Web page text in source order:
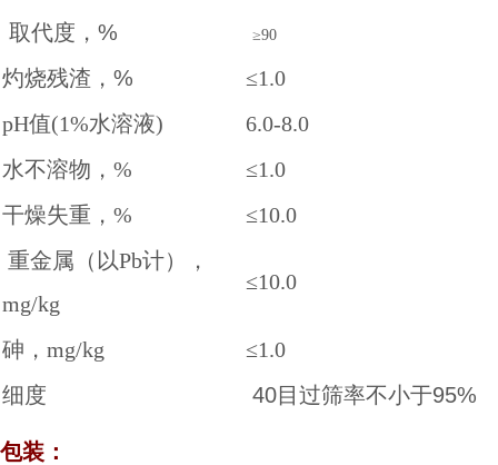
取代度，%
≥90
灼烧残渣，%
≤1.0
pH值(1%水溶液)
6.0-8.0
水不溶物，%
≤1.0
干燥失重，%
≤10.0
重金属（以Pb计），
mg/kg
≤10.0
砷，mg/kg
≤1.0
细度
40目过筛率不小于95%
包装：